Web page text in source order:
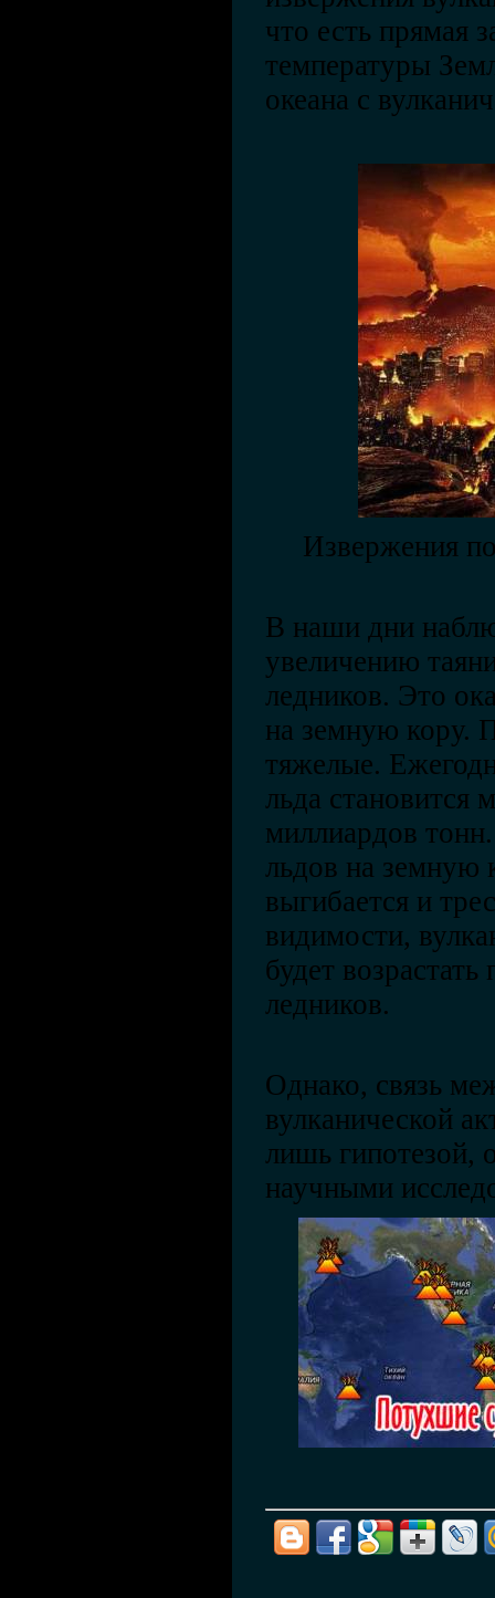
что есть прямая
температуры
океана с
Извержения
В наши дни
увеличению
ледников. Это
на земную кору.
тяжелые.
льда становится
миллиардов
льдов на земную
выгибается и
видимости,
будет
ледников.
Однако, связь
вулканической
лишь гипотезой,
научными